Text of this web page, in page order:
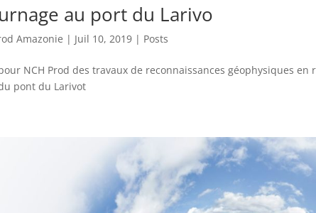
au port du Larivo
Amazonie | Juil 10, 2019 | Posts
NCH Prod des travaux de reconnaissances géophysiques
pont du Larivot